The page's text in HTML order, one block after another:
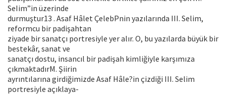
SeIim”in üzerinde
durmuştur13 . Asaf Hâlet ÇelebPnin yazılarında III. Selim,
reformcu bir padişahtan
ziyade bir sanatçı portresiyle yer alır. O, bu yazılarda büyük bir
bestekâr, sanat ve
sanatçı dostu, insancıl bir padişah kimliğiyle karşımıza
çıkmaktadırM. Şiirin
ayrıntılarına girdiğimizde Asaf Hâle?in çizdiği III. Selim
portresiyle açıklaya-